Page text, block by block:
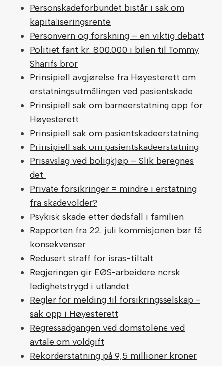
Personskadeforbundet bistår i sak om
kapitaliseringsrente
Personvern og forskning – en viktig debatt
Politiet fant kr. 800.000 i bilen til Tommy
Sharifs bror
Prinsipiell avgjørelse fra Høyesterett om
erstatningsutmålingen ved pasientskade
Prinsipiell sak om barneerstatning opp for
Høyesterett
Prinsipiell sak om pasientskadeerstatning
Prinsipiell sak om pasientskadeerstatning
Prisavslag ved boligkjøp – Slik beregnes
det
Private forsikringer = mindre i erstatning
fra skadevolder?
Psykisk skade etter dødsfall i familien
Rapporten fra 22. juli kommisjonen bør få
konsekvenser
Redusert straff for isras-tiltalt
Regjeringen gir EØS-arbeidere norsk
ledighetstrygd i utlandet
Regler for melding til forsikringsselskap -
sak opp i Høyesterett
Regressadgangen ved domstolene ved
avtale om voldgift
Rekorderstatning på 9,5 millioner kroner